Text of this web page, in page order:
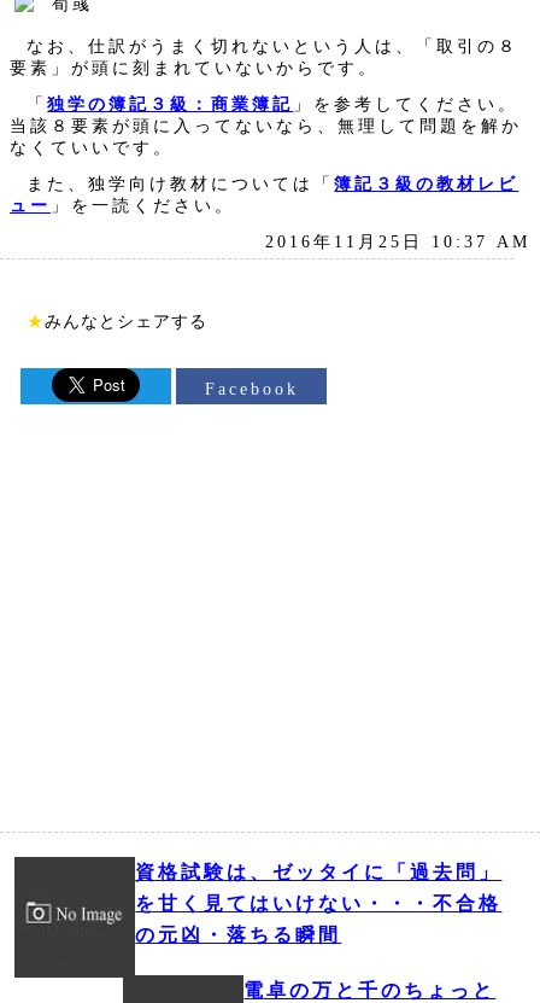
なお、仕訳がうまく切れないという人は、「取引の８
要素」が頭に刻まれていないからです。
「独学の簿記３級：商業簿記 」を参考してください。
当該８要素が頭に入ってないなら、無理して問題を解か
なくていいです。
また、独学向け教材については「簿記３級の教材レビ
ュー 」を一読ください。
2016年11月25日 10:37 AM
★みんなとシェアする
Facebook
資格試験は、ゼッタイに「過去問」
を甘く見てはいけない・・・不合格
の元凶・落ちる瞬間
電卓の万と千のちょっと